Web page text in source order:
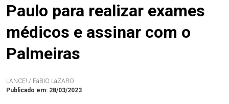
Paulo para realizar exames
médicos e assinar com o
Palmeiras
LANCE! / FáBIO LáZARO
Publicado em: 28/03/2023